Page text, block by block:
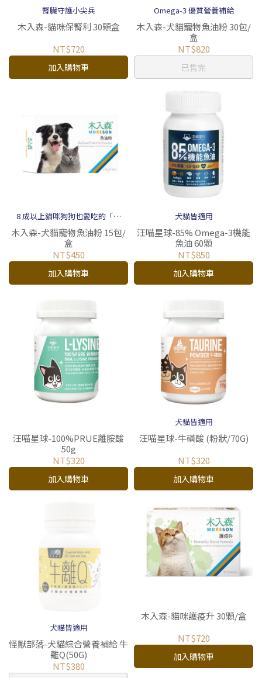
腎臟守護小尖兵
木入森-貓咪保腎利 30顆盒
NT$720
加入購物車
Omega-3 優質營養補給
木入森-犬貓寵物魚油粉 30包/
盒
NT$820
已售完
8 成以上貓咪狗狗也愛吃的「魚
油」
木入森-犬貓寵物魚油粉 15包/
盒
NT$450
加入購物車
犬貓皆適用
汪喵星球-85% Omega-3機能
魚油 60顆
NT$850
加入購物車
汪喵星球-100%PRUE離胺酸
50g
NT$320
加入購物車
犬貓皆適用
汪喵星球-牛磺酸 (粉狀/70G)
NT$320
加入購物車
犬貓皆適用
怪獸部落-犬貓綜合營養補給 牛
離Q(50G)
NT$380
木入森-貓咪護疫升 30顆/盒
NT$720
加入購物車